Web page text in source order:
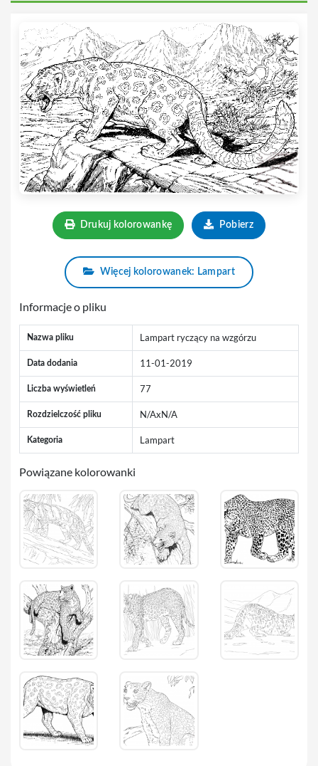
Drukuj kolorowankę Pobierz
Więcej kolorowanek: Lampart
Informacje o pliku
Nazwa pliku Lampart ryczący na wzgórzu
Data dodania 11-01-2019
Liczba wyświetleń 77
Rozdzielczość pliku N/AxN/A
Kategoria Lampart
Powiązane kolorowanki